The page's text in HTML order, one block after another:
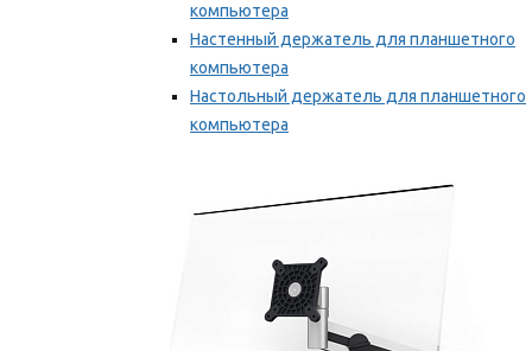
компьютера
Настенный держатель для планшетного
компьютера
Настольный держатель для планшетного
компьютера